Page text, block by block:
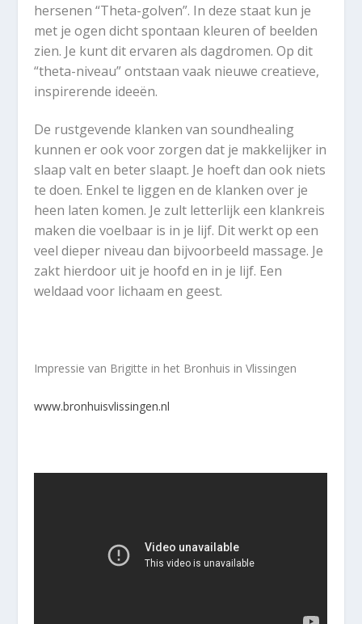
hersenen “Theta-golven”. In deze staat kun je
met je ogen dicht spontaan kleuren of beelden
zien. Je kunt dit ervaren als dagdromen. Op dit
“theta-niveau” ontstaan vaak nieuwe creatieve,
inspirerende ideeën.
De rustgevende klanken van soundhealing
kunnen er ook voor zorgen dat je makkelijker in
slaap valt en beter slaapt. Je hoeft dan ook niets
te doen. Enkel te liggen en de klanken over je
heen laten komen. Je zult letterlijk een klankreis
maken die voelbaar is in je lijf. Dit werkt op een
veel dieper niveau dan bijvoorbeeld massage. Je
zakt hierdoor uit je hoofd en in je lijf. Een
weldaad voor lichaam en geest.
Impressie van Brigitte in het Bronhuis in Vlissingen
www.bronhuisvlissingen.nl